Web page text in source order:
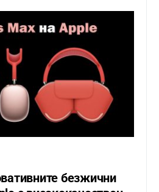
безжични